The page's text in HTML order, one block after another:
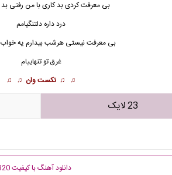
بی معرفت کردی بد کاری با من رفتی بد
درد داره دلتنگیامم
بی معرفت نیستی هرشب بیدارم یه
غرق تو تنهاییام
♫ ♫ نکست وان ♫ ♫
23 لایک
دانلود آهنگ با کیفیت 320